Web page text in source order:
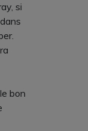
si
bon